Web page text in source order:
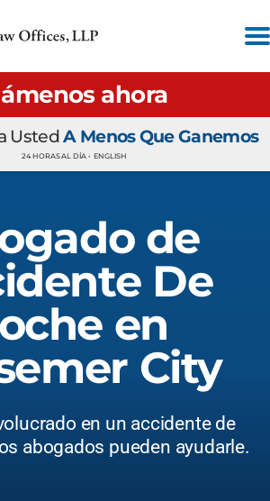
ahora
UstedA Menos Que Ganemos
24 HORAS AL DÍA • ENGLISH
de
De
en
City
en un accidente de
abogados pueden ayudarle.